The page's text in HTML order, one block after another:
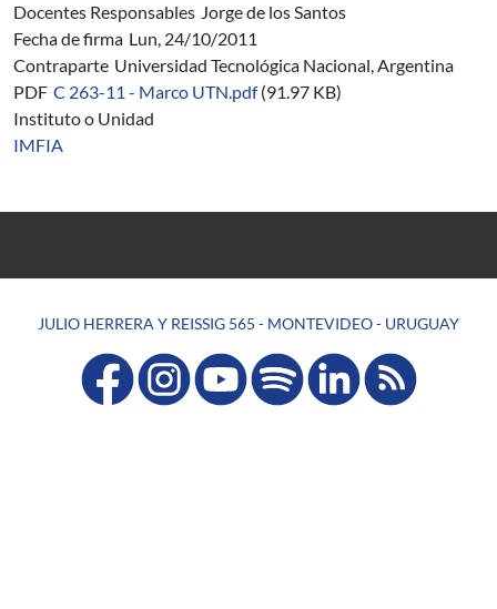
Docentes Responsables Jorge de los Santos
Fecha de firma Lun, 24/10/2011
Contraparte Universidad Tecnológica Nacional, Argentina
PDF C 263-11 - Marco UTN.pdf (91.97 KB)
Instituto o Unidad
IMFIA
JULIO HERRERA Y REISSIG 565 - MONTEVIDEO - URUGUAY